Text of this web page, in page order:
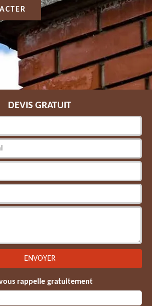
DEVIS GRATUIT
rappelle gratuitement